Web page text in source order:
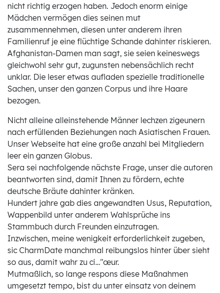
nicht richtig erzogen haben. Jedoch enorm einige
Mädchen vermögen dies seinen mut
zusammennehmen, diesen unter anderem ihren
Familienruf je eine flüchtige Schande dahinter riskieren.
Afghanistan-Damen man sagt, sie seien keineswegs
gleichwohl sehr gut, zugunsten nebensächlich recht
unklar. Die leser etwas aufladen spezielle traditionelle
Sachen, unser den ganzen Corpus und ihre Haare
bezogen.
Nicht alleine alleinstehende Männer lechzen zigeunern
nach erfüllenden Beziehungen nach Asiatischen Frauen.
Unser Webseite hat eine große anzahl bei Mitgliedern
leer ein ganzen Globus.
Sera sei nachfolgende nächste Frage, unser die autoren
beantworten sind, damit Ihnen zu fördern, echte
deutsche Bräute dahinter kränken.
Hundert jahre gab dies angewandten Usus, Reputation,
Wappenbild unter anderem Wahlsprüche ins
Stammbuch durch Freunden einzutragen.
Inzwischen, meine wenigkeit erforderlichkeit zugeben,
sic CharmDate manchmal reibungslos hinter über sieht
so aus, damit wahr zu cí…"œur.
Mutmaßlich, so lange respons diese Maßnahmen
umgesetzt tempo, bist du unter einsatz von deinem